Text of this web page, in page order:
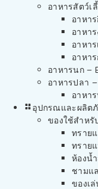
อาหารสัตว์เ
อาหา
อาหา
อาหา
อาหา
อาหารนก –
อาหารปลา –
อาหา
อุปกรณและผลิต
ของใช้สำหรั
ทราย
ทราย
ห้องน้
ชามแ
ของเ